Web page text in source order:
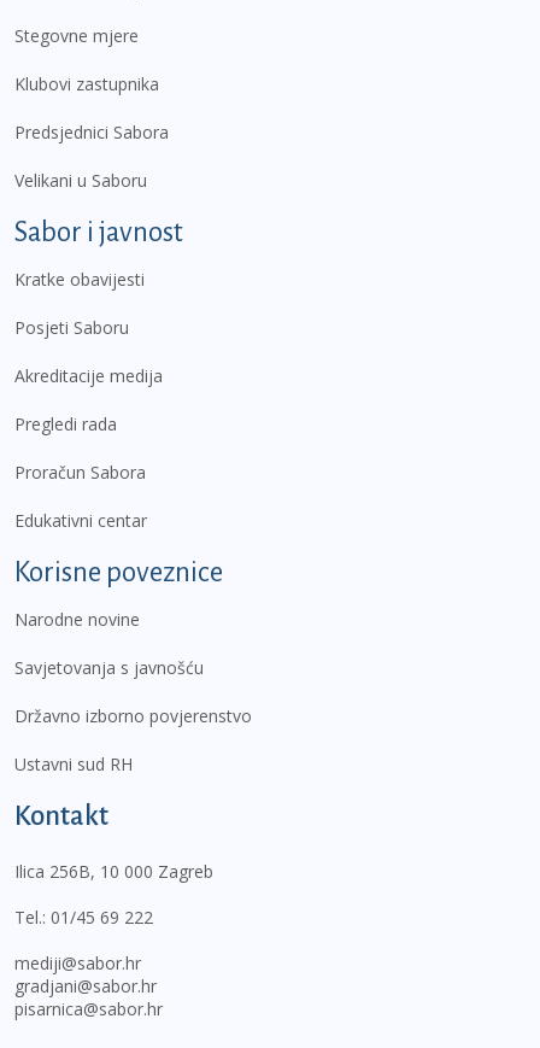
Stegovne mjere
Klubovi zastupnika
Predsjednici Sabora
Velikani u Saboru
Sabor i javnost
Kratke obavijesti
Posjeti Saboru
Akreditacije medija
Pregledi rada
Proračun Sabora
Edukativni centar
Korisne poveznice
Narodne novine
Savjetovanja s javnošću
Državno izborno povjerenstvo
Ustavni sud RH
Kontakt
Ilica 256B, 10 000 Zagreb
Tel.: 01/45 69 222
mediji@sabor.hr
gradjani@sabor.hr
pisarnica@sabor.hr